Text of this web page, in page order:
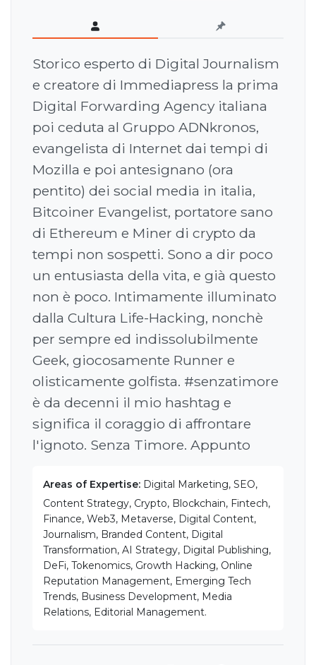
Storico esperto di Digital Journalism
e creatore di Immediapress la prima
Digital Forwarding Agency italiana
poi ceduta al Gruppo ADNkronos,
evangelista di Internet dai tempi di
Mozilla e poi antesignano (ora
pentito) dei social media in italia,
Bitcoiner Evangelist, portatore sano
di Ethereum e Miner di crypto da
tempi non sospetti. Sono a dir poco
un entusiasta della vita, e già questo
non è poco. Intimamente illuminato
dalla Cultura Life-Hacking, nonchè
per sempre ed indissolubilmente
Geek, giocosamente Runner e
olisticamente golfista. #senzatimore
è da decenni il mio hashtag e
significa il coraggio di affrontare
l'ignoto. Senza Timore. Appunto
Areas of Expertise: Digital Marketing, SEO,
Content Strategy, Crypto, Blockchain, Fintech,
Finance, Web3, Metaverse, Digital Content,
Journalism, Branded Content, Digital
Transformation, AI Strategy, Digital Publishing,
DeFi, Tokenomics, Growth Hacking, Online
Reputation Management, Emerging Tech
Trends, Business Development, Media
Relations, Editorial Management.